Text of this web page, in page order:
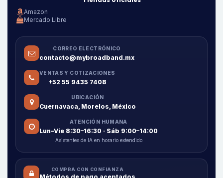
Amazon
Mercado Libre
CORREO ELECTRÓNICO
contacto@mybroadband.mx
VENTAS Y COTIZACIONES
+52 55 9435 7408
UBICACIÓN
Cuernavaca, Morelos, México
ATENCIÓN HUMANA
Lun–Vie 8:30–16:30 · Sáb 9:00–14:00
Asistentes de IA en horario extendido
COMPRA CON CONFIANZA
Métodos de pago aceptados